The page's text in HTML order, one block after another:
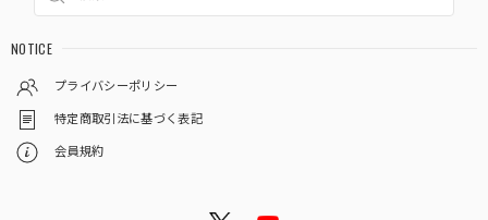
NOTICE
プライバシーポリシー
特定商取引法に基づく表記
会員規約